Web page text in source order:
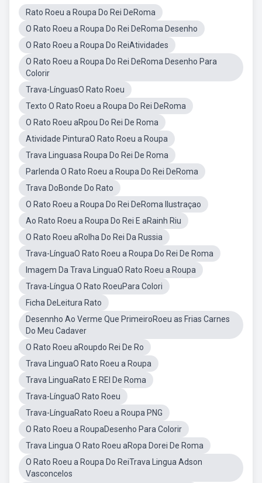
Rato Roeu a Roupa Do Rei DeRoma
O Rato Roeu a Roupa Do Rei DeRoma Desenho
O Rato Roeu a Roupa Do ReiAtividades
O Rato Roeu a Roupa Do Rei DeRoma Desenho Para
Colorir
Trava-LínguasO Rato Roeu
Texto O Rato Roeu a Roupa Do Rei DeRoma
O Rato Roeu aRpou Do Rei De Roma
Atividade PinturaO Rato Roeu a Roupa
Trava Linguasa Roupa Do Rei De Roma
Parlenda O Rato Roeu a Roupa Do Rei DeRoma
Trava DoBonde Do Rato
O Rato Roeu a Roupa Do Rei DeRoma Ilustraçao
Ao Rato Roeu a Roupa Do Rei E aRainh Riu
O Rato Roeu aRolha Do Rei Da Russia
Trava-LínguaO Rato Roeu a Roupa Do Rei De Roma
Imagem Da Trava LinguaO Rato Roeu a Roupa
Trava-Língua O Rato RoeuPara Colori
Ficha DeLeitura Rato
Desennho Ao Verme Que PrimeiroRoeu as Frias Carnes
Do Meu Cadaver
O Rato Roeu aRoupdo Rei De Ro
Trava LinguaO Rato Roeu a Roupa
Trava LinguaRato E REI De Roma
Trava-LínguaO Rato Roeu
Trava-LínguaRato Roeu a Roupa PNG
O Rato Roeu a RoupaDesenho Para Colorir
Trava Lingua O Rato Roeu aRopa Dorei De Roma
O Rato Roeu a Roupa Do ReiTrava Lingua Adson
Vasconcelos